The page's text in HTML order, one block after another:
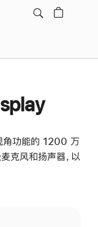
角功能的 1200 万
克风和扬声器，以